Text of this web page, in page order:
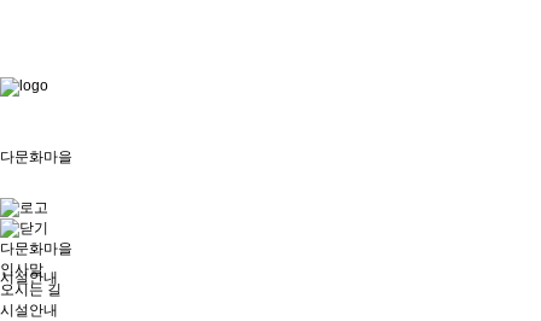
다문화마을
시설안내
다문화마을
인사말
오시는 길
시설안내